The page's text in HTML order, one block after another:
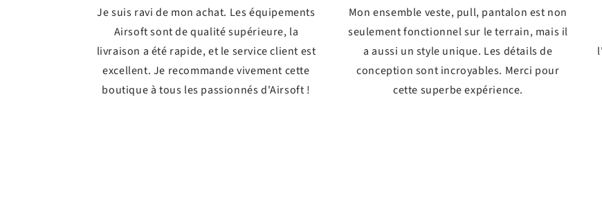
Je suis ravi de mon achat. Les équipements
Airsoft sont de qualité supérieure, la
livraison a été rapide, et le service client est
excellent. Je recommande vivement cette
boutique à tous les passionnés d'Airsoft !
Mon ensemble veste, pull, pantalon est non
seulement fonctionnel sur le terrain, mais il
a aussi un style unique. Les détails de
conception sont incroyables. Merci pour
cette superbe expérience.